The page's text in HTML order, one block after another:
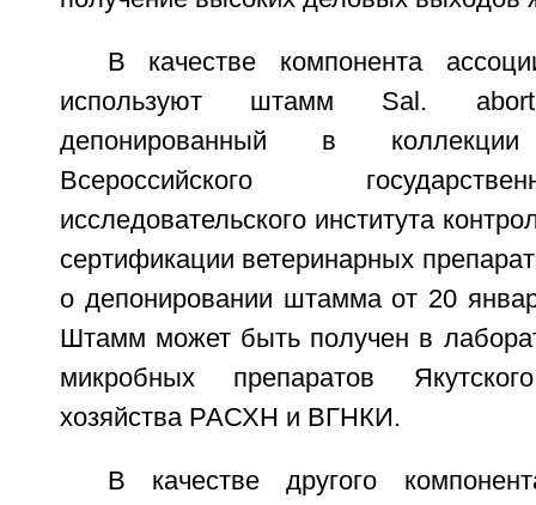
В качестве компонента
используют штамм Sal.
депонированный в коллекции
Всероссийского
исследовательского института
сертификации ветеринарных
о депонировании штамма от 20
Штамм может быть получен в
микробных препаратов
хозяйства РАСХН и ВГНКИ.
В качестве другого